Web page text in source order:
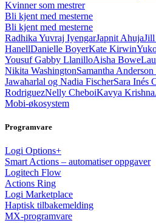
Kvinner som mestrer
Bli kjent med mesterne
Bli kjent med mesterne
Radhika Yuvraj IyengarJapnit AhujaJill
HanellDanielle BoyerKate Kirwin
YousufGabby LlanilloAisha Bowe
Nikita WashingtonSamantha
Jawaharlal og Nadia FischerSara Inés
RodriguezNelly CheboiKavya Krishna
Mobi-økosystem
Programvare
Logi Options+
Smart Actions – automatiser oppgaver
Logitech Flow
Actions Ring
Logi Marketplace
Haptisk tilbakemelding
MX-programvare